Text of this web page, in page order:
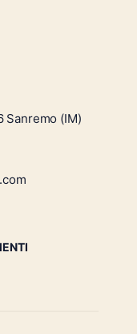
Sanremo (IM)